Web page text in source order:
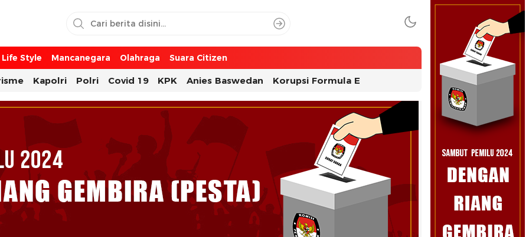
Life Style Mancanegara Olahraga Suara Citizen
Kapolri Polri Covid 19 KPK Anies Baswedan Korupsi Formula E